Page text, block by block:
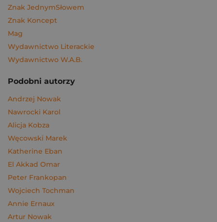
Znak JednymSłowem
Znak Koncept
Mag
Wydawnictwo Literackie
Wydawnictwo W.A.B.
Podobni autorzy
Andrzej Nowak
Nawrocki Karol
Alicja Kobza
Węcowski Marek
Katherine Eban
El Akkad Omar
Peter Frankopan
Wojciech Tochman
Annie Ernaux
Artur Nowak